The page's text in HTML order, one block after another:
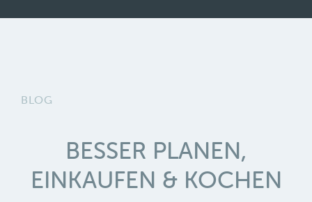
BLOG
BESSER PLANEN,
EINKAUFEN & KOCHEN